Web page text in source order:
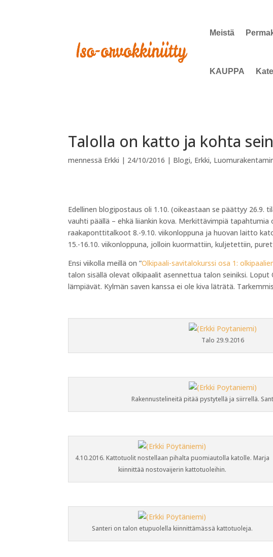
Meistä
KAUPPA
Talolla on katto ja kohta
mennessä Erkki | 24/10/2016 | Blogi, Erkki,
Edellinen blogipostaus oli 1.10. (oikeastaan se päättyy 26.9.
vauhti päällä – ehkä liiankin kova. Merkittävimpiä
raakaponttitalkoot 8.-9.10. viikonloppuna ja huovan laitto
15.-16.10. viikonloppuna, jolloin kuormattiin, kuljetettiin,
Ensi viikolla meillä on ”Olkipaali-savitalokurssi osa 1:
talon sisällä olevat olkipaalit asennettua talon seiniksi.
lämpiävät. Kylmän saven kanssa ei ole kiva läträtä.
Talo 29.9.2016
Rakennustelineitä pitää pystytellä ja siirrellä.
4.10.2016. Kattotuolit nostellaan pihalta puomiautolla katolle. Marja
kiinnittää nostovaijerin kattotuoleihin.
Santeri on talon etupuolella kiinnittämässä kattotuoleja.